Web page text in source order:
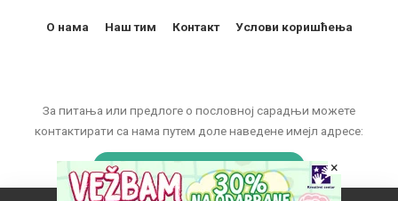
За питања или предлоге о пословној сарадњи можете
контактирати са нама путем доле наведене имејл адресе:
marketing@zelenaucionica.com
О нама Наш тим Контакт Услови коришћења
×